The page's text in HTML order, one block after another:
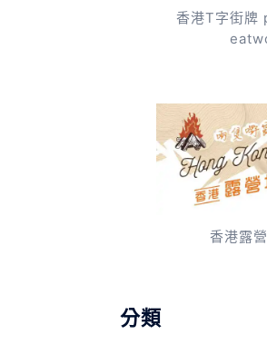
香港T字街
香港露
分類